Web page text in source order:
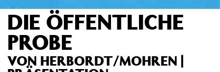
DIE ÖFFENTLICHE
PROBE
VON HERBORDT/MOHREN |